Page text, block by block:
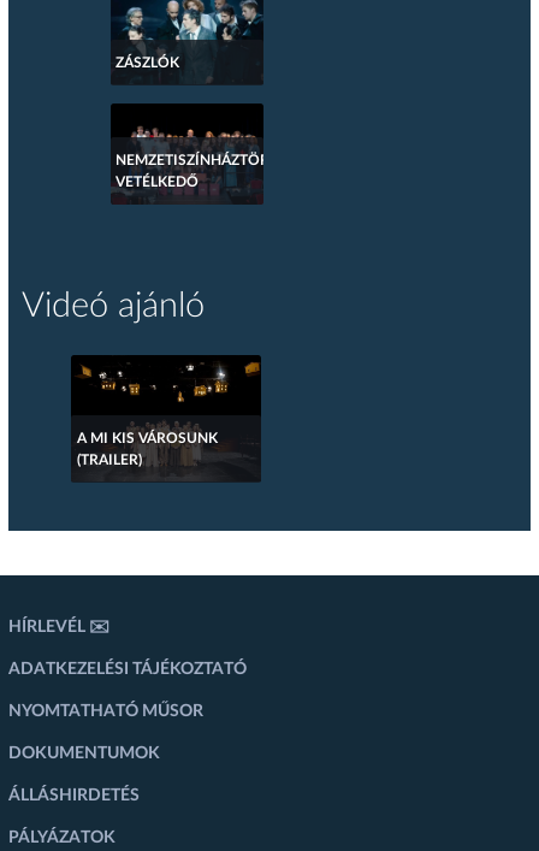
ZÁSZLÓK
NEMZETISZÍNHÁZTÖRTÉNETI
VETÉLKEDŐ
Videó ajánló
A MI KIS VÁROSUNK
(TRAILER)
HÍRLEVÉL ✉️
ADATKEZELÉSI TÁJÉKOZTATÓ
NYOMTATHATÓ MŰSOR
DOKUMENTUMOK
ÁLLÁSHIRDETÉS
PÁLYÁZATOK